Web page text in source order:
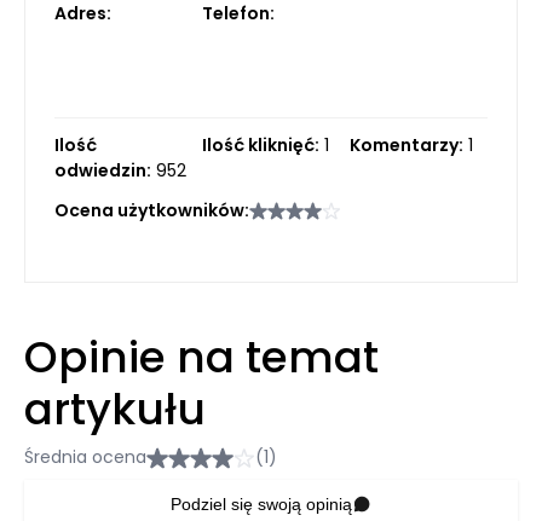
Adres: Telefon:
Ilość
odwiedzin: 952
Ilość kliknięć: 1 Komentarzy: 1
Ocena użytkowników:
Opinie na temat
artykułu
Średnia ocena (1)
Podziel się swoją opinią